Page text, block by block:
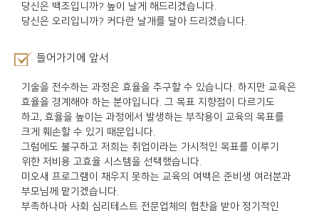
당신은 백조입니까? 높이 날게 해드리겠습니다.
당신은 오리입니까? 커다란 날개를 달아 드리겠습니다.
들어가기에 앞서
기술을 전수하는 과정은 효율을 추구할 수 있습니다. 하지만 교육은
효율을 경계해야 하는 분야입니다. 그 목표 지향점이 다르기도
하고, 효율을 높이는 과정에서 발생하는 부작용이 교육의 목표를
크게 훼손할 수 있기 때문입니다.
그럼에도 불구하고 저희는 취업이라는 가시적인 목표를 이루기
위한 저비용 고효율 시스템을 선택했습니다.
미오새 프로그램이 채우지 못하는 교육의 여백은 준비생 여러분과
부모님께 맡기겠습니다.
부족하나마 사회 심리테스트 전문업체의 협찬을 받아 정기적인